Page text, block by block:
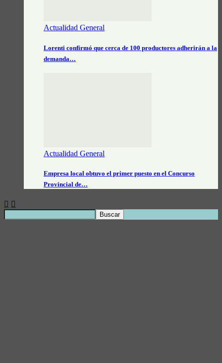
Actualidad General
Lorenti confirmó que cerca de 100 productores adherirán a la
demanda…
Actualidad General
Empresa local obtuvo el primer puesto en el Concurso
Provincial de…